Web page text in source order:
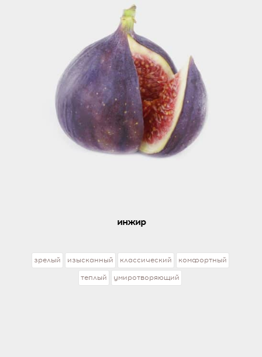
инжир
зрелый изысканный классический
комфортный
теплый
умиротворяющий